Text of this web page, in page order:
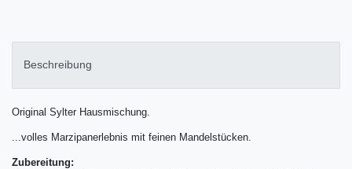
Beschreibung
Original Sylter Hausmischung.
...volles Marzipanerlebnis mit feinen Mandelstücken.
Zubereitung: